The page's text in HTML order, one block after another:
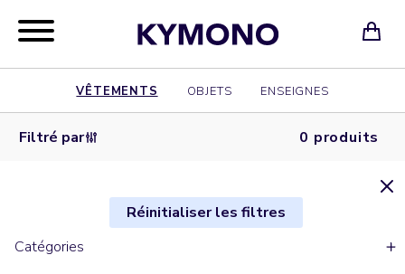
VÊTEMENTS OBJETS ENSEIGNES
Filtré par 0 produits
Réinitialiser les filtres
Catégories